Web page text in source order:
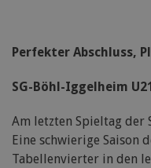
Perfekter Abschluss,
SG-Böhl-Iggelheim
Am letzten Spieltag der
Eine schwierige Saison
Tabellenvierter in den